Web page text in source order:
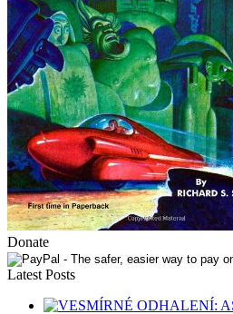
Donate
Latest Posts